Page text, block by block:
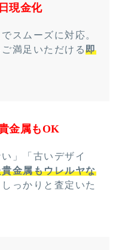
現金化
スムーズに対応。
満足いただける即
金属もOK
」「古いデザイ
金属もウレルヤな
っかりと査定いた